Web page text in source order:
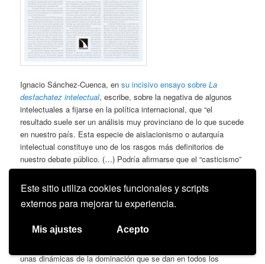
Este sitio utiliza cookies funcionales y scripts
externos para mejorar tu experiencia.
Mis ajustes Acepto
Ignacio Sánchez-Cuenca, ensu incisivo ensayo sobreLa
desfachatez intelectual, escribe, sobre la negativa de algunos
intelectuales a fijarse en la política internacional, que “el
resultado suele ser un análisis muy provinciano de lo que sucede
en nuestro país. Esta especie de aislacionismo o autarquía
intelectual constituye uno de los rasgos más definitorios de
nuestro debate público. (…) Podría afirmarse que el “casticismo”
sigue muy presente entre los escritores e intelectuales con
mayor presencia mediática e influencia social”. Esa misma
actitud de cerrazón mental ante lo nuevo, o ante lo que no está
tan arraigado en el imaginario cultural del país, o ante lo que no
subcultural. Como digo, en el fondo estoy hablando de una
unas dinámicas de la dominación que se dan en todos los